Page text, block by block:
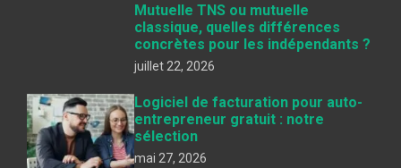
Mutuelle TNS ou mutuelle
classique, quelles différences
concrètes pour les indépendants ?
juillet 22, 2026
Logiciel de facturation pour auto-
entrepreneur gratuit : notre
sélection
mai 27, 2026